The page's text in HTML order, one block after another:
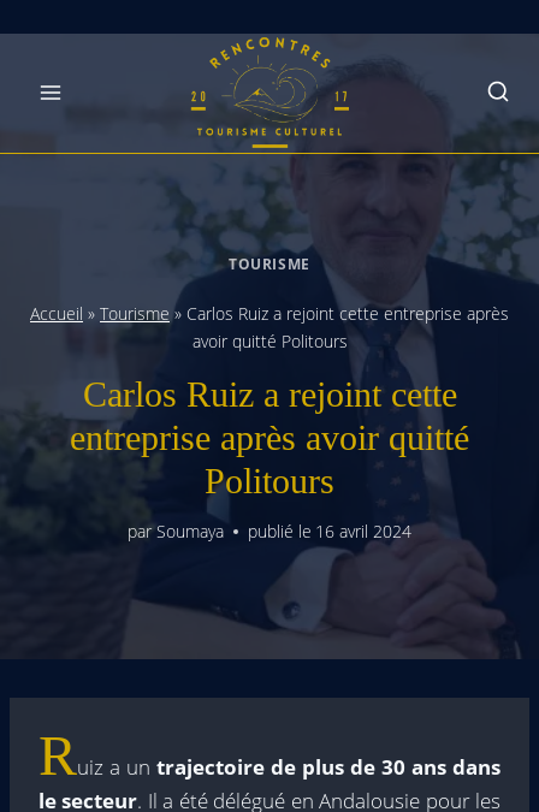
TOURISME
Accueil » Tourisme » Carlos Ruiz a rejoint cette entreprise après
avoir quitté Politours
Carlos Ruiz a rejoint cette
entreprise après avoir quitté
Politours
parSoumaya publié le 16 avril 2024
Ruiz a un trajectoire de plus de 30 ans dans
le secteur. Il a été délégué en Andalousie pour les